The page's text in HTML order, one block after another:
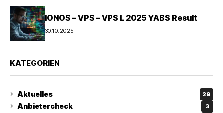
IONOS – VPS – VPS L 2025 YABS Result
30.10.2025
KATEGORIEN
Aktuelles 29
Anbietercheck 3